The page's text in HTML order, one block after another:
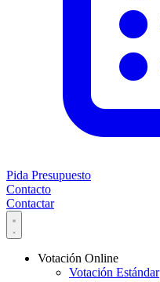
Pida Presupuesto
Contacto
Contactar
Votación Online
Votación Estándar